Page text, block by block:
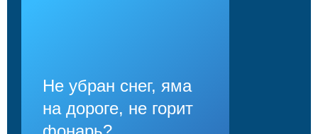
Не убран снег, яма
на дороге, не горит